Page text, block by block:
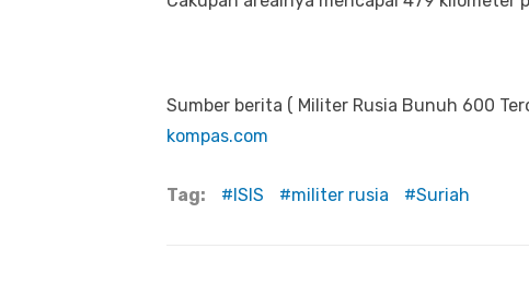
Sumber berita ( Militer Rusia Bunuh 600
kompas.com
Tag: ISIS militer rusia Suriah